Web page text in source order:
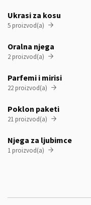
Ukrasi za kosu
5 proizvod(a) 
Oralna njega
2 proizvod(a) 
Parfemi i mirisi
22 proizvod(a) 
Poklon paketi
21 proizvod(a) 
Njega za ljubimce
1 proizvod(a) 